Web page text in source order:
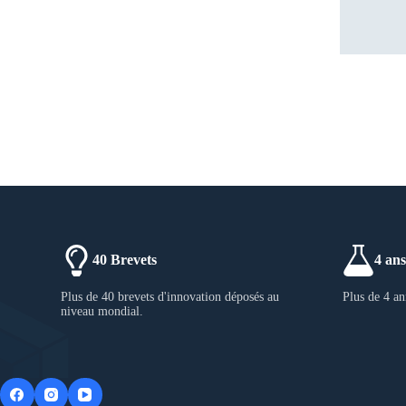
40 Brevets
Plus de 40 brevets d'innovation déposés au
niveau mondial.
4
Plus de 4